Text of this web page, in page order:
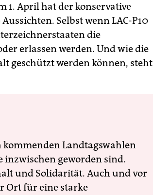
1. ­April hat der konservative
Selbst wenn LAC-P10
die
erlassen werden. Und wie die
geschützt werden können, steht
kommenden Landtagswahlen
inzwischen geworden sind.
und Solidarität. Auch und vor
Ort für eine starke